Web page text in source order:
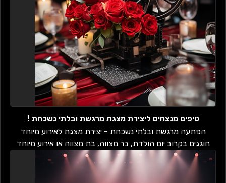
טיפים מנצחים ליצירת מצגת מרגשת ובלתי נשכחת !
הפתעה מרגשת ובלתי נשכחת - יצירת מצגת לאירוע מיוחד
חוגגים בקרוב יום הולדת, בר מצווה, בת מצווה או אירוע מיוחד
אחר? רוצים להפוך את האירוע...